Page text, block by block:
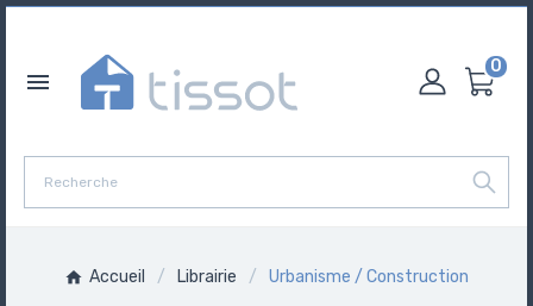

0
Accueil Librairie Urbanisme / Construction